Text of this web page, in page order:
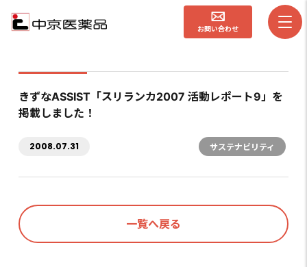
お問い合わせ
きずなASSIST「スリランカ2007 活動レポート9」を
掲載しました！
2008.07.31 サステナビリティ
一覧へ戻る